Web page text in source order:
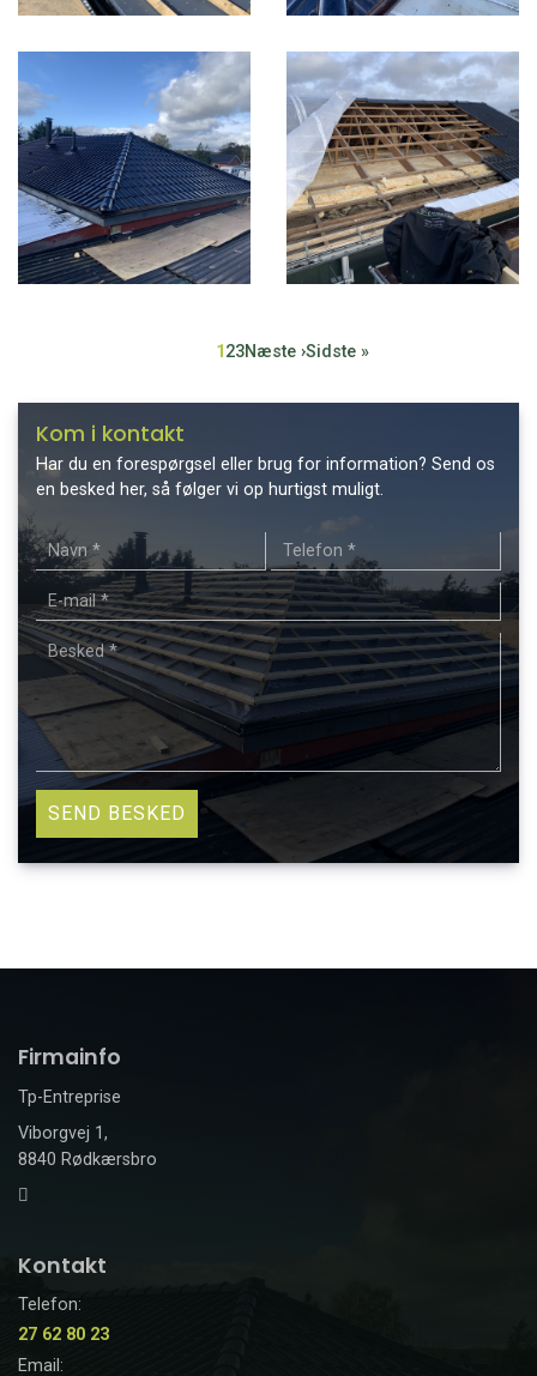
Side
1 Side
2Side
3Næste
Næste ›Sidste
Sidste »
Kom i kontakt
Har du en forespørgsel eller brug for information? Send os
en besked her, så følger vi op hurtigst muligt.
Firmainfo
Tp-Entreprise
Viborgvej 1,
8840 Rødkærsbro
Kontakt
Telefon:
27 62 80 23
Email: